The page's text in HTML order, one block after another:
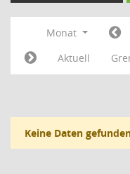
Monat
Aktuell
Keine Daten